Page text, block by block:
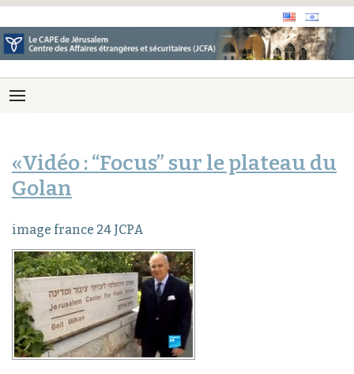
«Vidéo : “Focus” sur le plateau du
Golan
image france 24 JCPA